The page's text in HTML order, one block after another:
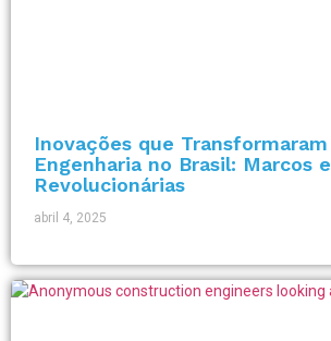
Inovações que
Engenharia no Brasil: Marcos
Revolucionárias
abril 4, 2025